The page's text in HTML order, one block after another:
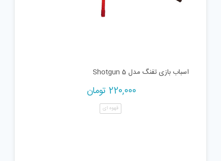
اسباب بازی تفنگ مدل Shotgun 5
220,000 تومان
قهوه ای